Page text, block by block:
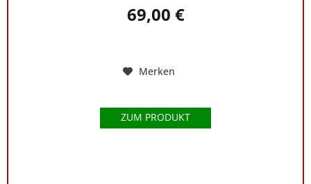
69,00 €
Merken
ZUM PRODUKT